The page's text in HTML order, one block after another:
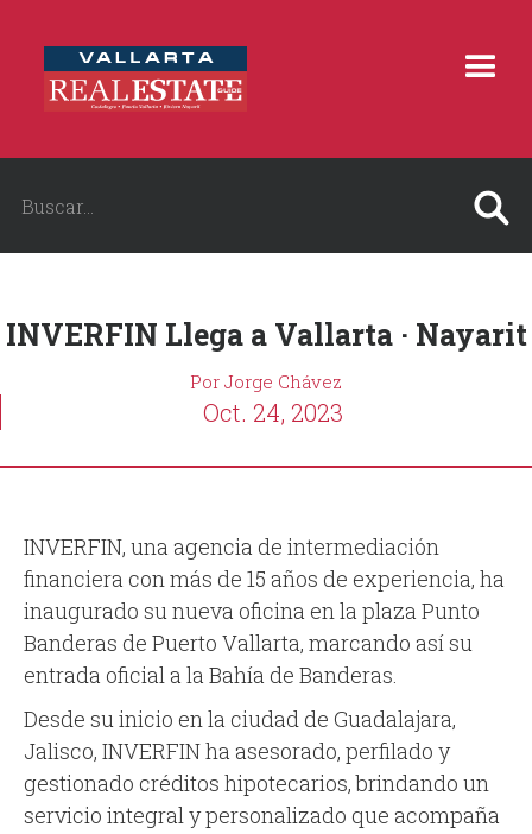
INVERFIN Llega a Vallarta · Nayarit
Por Jorge Chávez
Oct. 24, 2023
INVERFIN, una agencia de intermediación
financiera con más de 15 años de experiencia, ha
inaugurado su nueva oficina en la plaza Punto
Banderas de Puerto Vallarta, marcando así su
entrada oficial a la Bahía de Banderas.
Desde su inicio en la ciudad de Guadalajara,
Jalisco, INVERFIN ha asesorado, perfilado y
gestionado créditos hipotecarios, brindando un
servicio integral y personalizado que acompaña